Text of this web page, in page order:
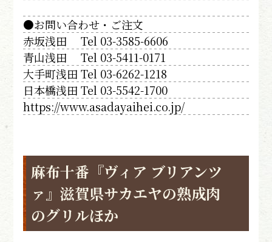
●お問い合わせ・ご注文
赤坂浅田 Tel 03-3585-6606
青山浅田 Tel 03-5411-0171
大手町浅田 Tel 03-6262-1218
日本橋浅田 Tel 03-5542-1700
https://www.asadayaihei.co.jp/
麻布十番『ヴィア ブリアンツ
ァ』滋賀県サカエヤの熟成肉
のグリルほか